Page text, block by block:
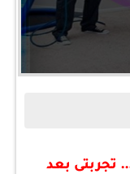
تجربتى بعد